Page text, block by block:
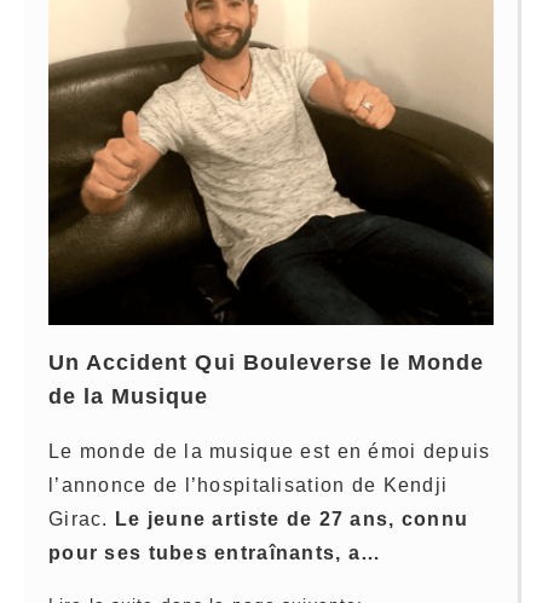
Un Accident Qui Bouleverse le Monde
de la Musique
Le monde de la musique est en émoi depuis
l’annonce de l’hospitalisation de Kendji
Girac.
Le jeune artiste de 27 ans, connu
pour ses tubes entraînants, a…